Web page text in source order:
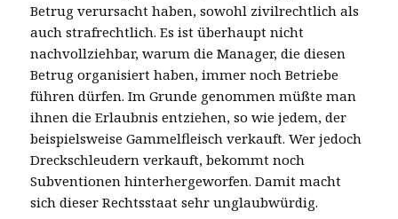
Betrug verursacht haben, sowohl zivilrechtlich als
auch strafrechtlich. Es ist überhaupt nicht
nachvollziehbar, warum die Manager, die diesen
Betrug organisiert haben, immer noch Betriebe
führen dürfen. Im Grunde genommen müßte man
ihnen die Erlaubnis entziehen, so wie jedem, der
beispielsweise Gammelfleisch verkauft. Wer jedoch
Dreckschleudern verkauft, bekommt noch
Subventionen hinterhergeworfen. Damit macht
sich dieser Rechtsstaat sehr unglaubwürdig.